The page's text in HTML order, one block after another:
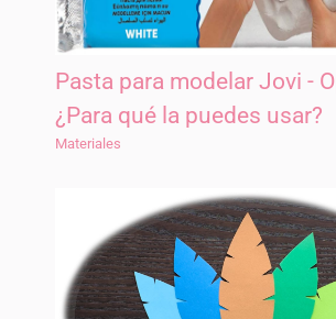
Pasta para modelar Jovi -
¿Para qué la puedes usar?
Materiales